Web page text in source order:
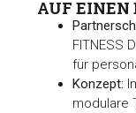
AUF EINEN
FITNESS
für
Konzept:
modulare